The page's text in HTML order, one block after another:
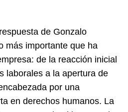
de Gonzalo
más importante que ha
de la reacción inicial
laborales a la apertura de
por una
en derechos humanos. La